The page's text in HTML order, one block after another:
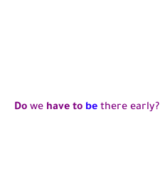
Do we have to be there early?